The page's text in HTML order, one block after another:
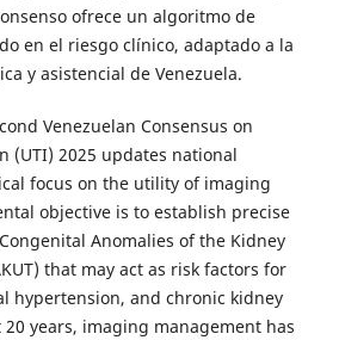
ofrece un algoritmo de
en el riesgo clínico, adaptado a la
y asistencial de Venezuela.
Venezuelan Consensus on
(UTI) 2025 updates national
focus on the utility of imaging
objective is to establish precise
Anomalies of the Kidney
that may act as risk factors for
hypertension, and chronic kidney
years, imaging management has